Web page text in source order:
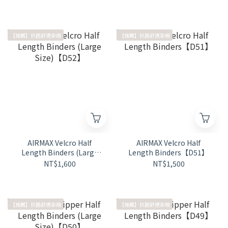
【推薦】抗菌舒適束襯
AIRMAX Velcro Half
Length Binders (Large
Size)【D52】
NT$1,600
【推薦】抗菌舒適束襯
AIRMAX Velcro Half
Length Binders【D51】
NT$1,500
【推薦】抗菌舒適束襯 【推薦】抗菌舒適束襯